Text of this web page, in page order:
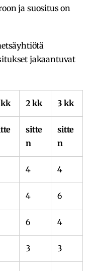
ja suositus on
jakaantuvat
2 kk 3 kk
sitte
n
sitte
n
4 4
4 6
6 4
3 3